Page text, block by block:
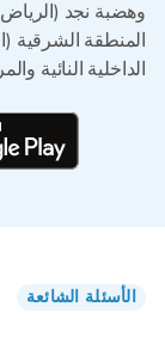
وهضبة نجد
المنطقة الشرقية
الداخلية النائية
الأسئلة الشائعة